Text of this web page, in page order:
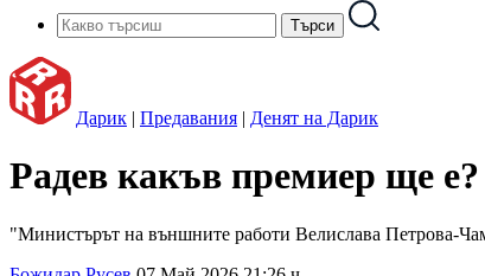
Дарик | Предавания | Денят на Дарик
Радев какъв премиер ще
"Министърът на външните работи Велислава Петрова-